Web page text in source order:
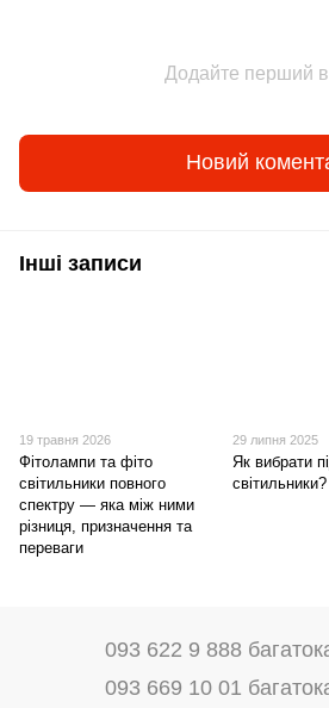
Додайте перший
Новий
Інші записи
19 травня 2026
Фітолампи та фіто
світильники повного
спектру — яка між ними
різниця, призначення та
переваги
29 липня 2025
Як вибрати
світильники?
093 622 9 888
093 669 10 01